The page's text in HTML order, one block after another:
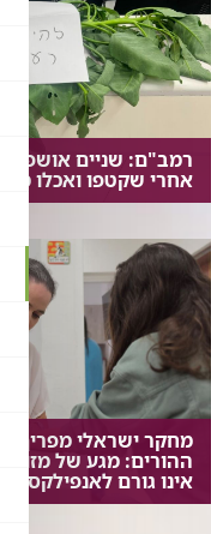
רמב"ם: שניים אושפזו
אחרי שקטפו ואכלו
מחקר ישראלי מפריך
ההורים: מגע של מזון
אינו גורם לאנפילקסיס